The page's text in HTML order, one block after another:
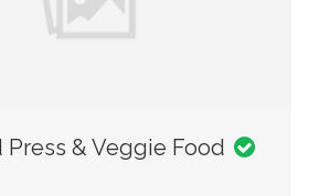
Press & Veggie Food